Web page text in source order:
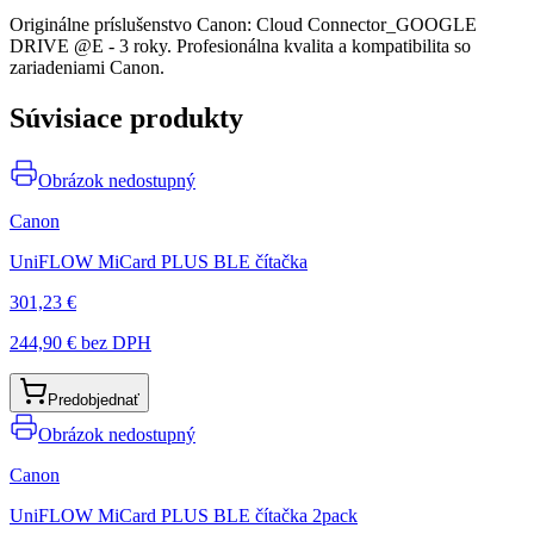
Originálne príslušenstvo Canon: Cloud Connector_GOOGLE
DRIVE @E - 3 roky. Profesionálna kvalita a kompatibilita so
zariadeniami Canon.
Súvisiace produkty
Obrázok nedostupný
Canon
UniFLOW MiCard PLUS BLE čítačka
301,23 €
244,90 € bez DPH
Predobjednať
Obrázok nedostupný
Canon
UniFLOW MiCard PLUS BLE čítačka 2pack